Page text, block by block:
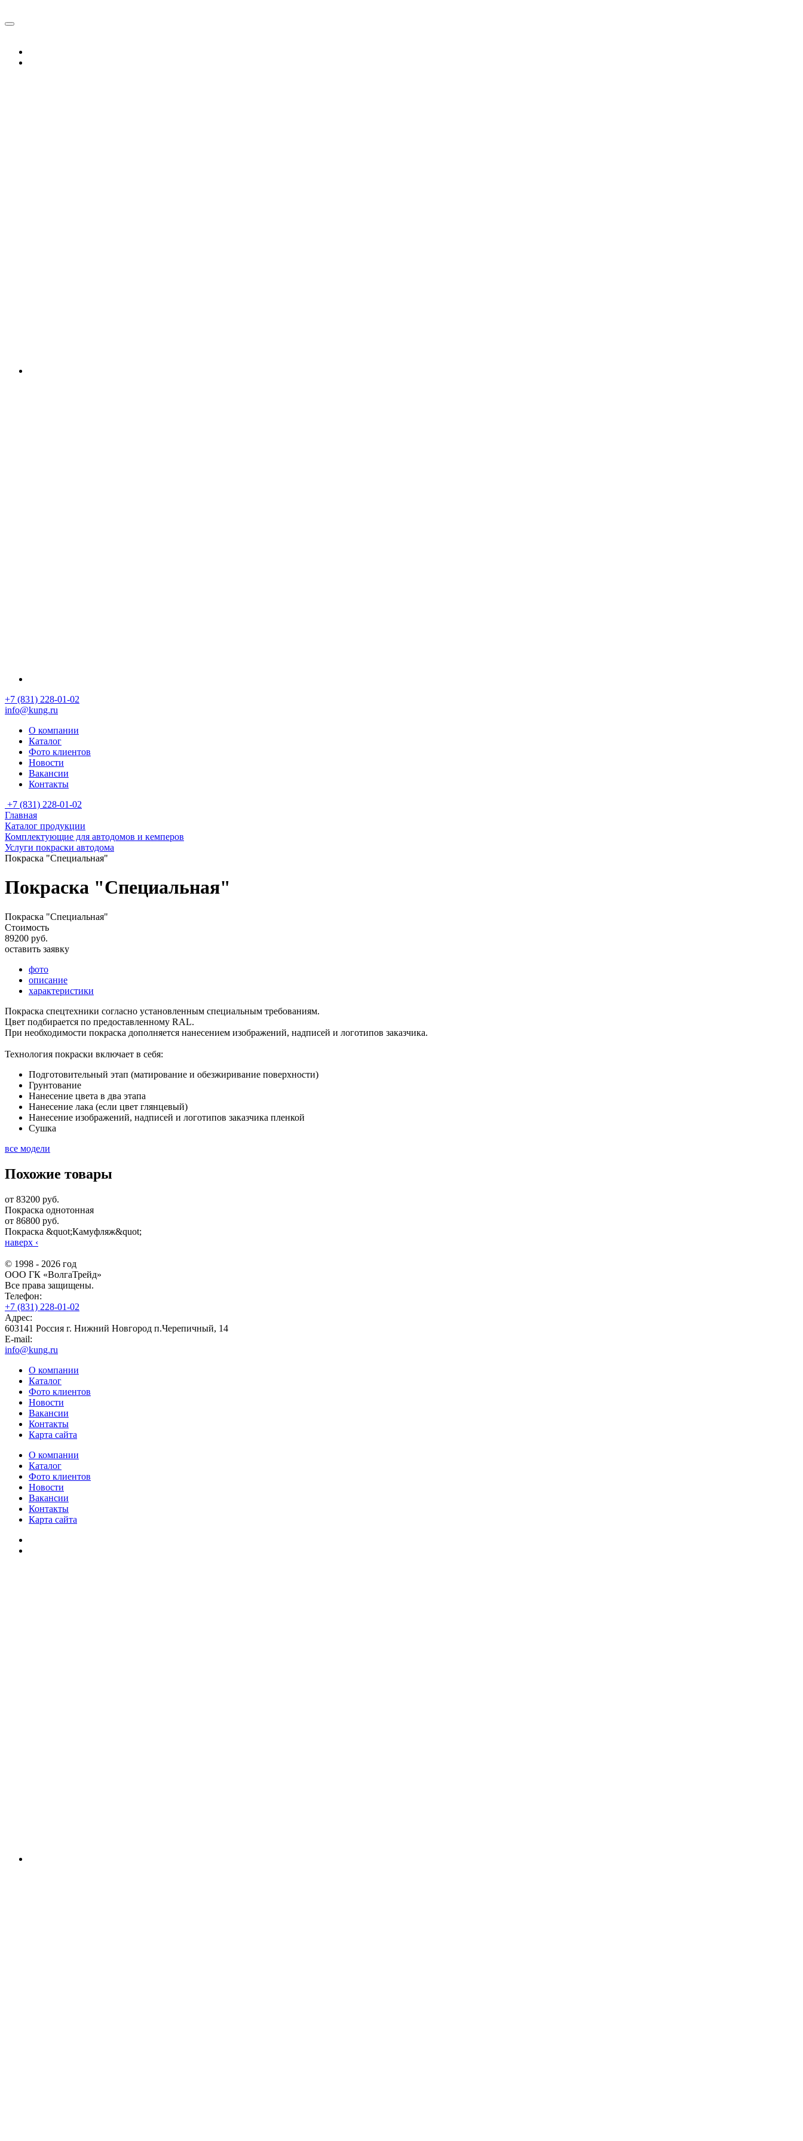
+7 (831) 228-01-02
info@kung.ru
О компании
Каталог
Фото клиентов
Новости
Вакансии
Контакты
+7 (831) 228-01-02
Главная
Каталог продукции
Комплектующие для автодомов и кемперов
Услуги покраски автодома
Покраска "Специальная"
Покраска "Специальная"
Покраска "Специальная"
Стоимость
89200 руб.
оставить заявку
фото
описание
характеристики
Покраска спецтехники согласно установленным специальным требованиям.
Цвет подбирается по предоставленному RAL.
При необходимости покраска дополняется нанесением изображений, надписей и логотипов заказчика.
Технология покраски включает в себя:
Подготовительный этап (матирование и обезжиривание поверхности)
Грунтование
Нанесение цвета в два этапа
Нанесение лака (если цвет глянцевый)
Нанесение изображений, надписей и логотипов заказчика пленкой
Сушка
все модели
Похожие товары
от 83200 руб.
Покраска однотонная
от 86800 руб.
Покраска &quot;Камуфляж&quot;
наверх ‹
© 1998 - 2026 год
ООО ГК «ВолгаТрейд»
Все права защищены.
Телефон:
+7 (831) 228-01-02
Адрес:
603141 Россия г. Нижний Новгород п.Черепичный, 14
E-mail:
info@kung.ru
О компании
Каталог
Фото клиентов
Новости
Вакансии
Контакты
Карта сайта
О компании
Каталог
Фото клиентов
Новости
Вакансии
Контакты
Карта сайта